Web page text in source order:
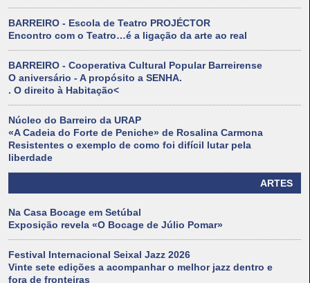
BARREIRO - Escola de Teatro PROJÉCTOR
Encontro com o Teatro…é a ligação da arte ao real
BARREIRO - Cooperativa Cultural Popular Barreirense
O aniversário - A propósito a SENHA.
. O direito à Habitação<
Núcleo do Barreiro da URAP
«A Cadeia do Forte de Peniche» de Rosalina Carmona
Resistentes o exemplo de como foi difícil lutar pela
liberdade
ARTES
Na Casa Bocage em Setúbal
Exposição revela «O Bocage de Júlio Pomar»
Festival Internacional Seixal Jazz 2026
Vinte sete edições a acompanhar o melhor jazz dentro e
fora de fronteiras